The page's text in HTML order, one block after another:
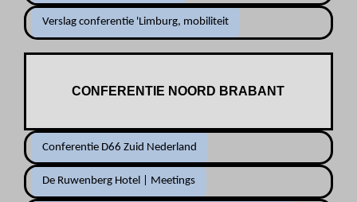
Verslag conferentie 'Limburg, mobiliteit
CONFERENTIE NOORD BRABANT
Conferentie D66 Zuid Nederland
De Ruwenberg Hotel | Meetings